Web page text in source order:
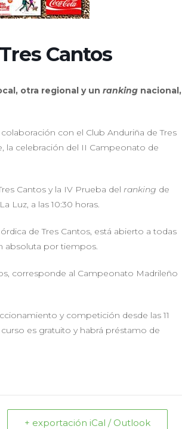
Cantos
otra regional y un ranking nacional,
con el Club Anduriña de Tres
la celebración del II Campeonato de
Cantos y la IV Prueba del ranking de
Luz, a las 10:30 horas.
de Tres Cantos, está abierto a todas
absoluta por tiempos.
corresponde al Campeonato Madrileño
y competición desde las 11
curso es gratuito y habrá préstamo de
+ exportación iCal / Outlook